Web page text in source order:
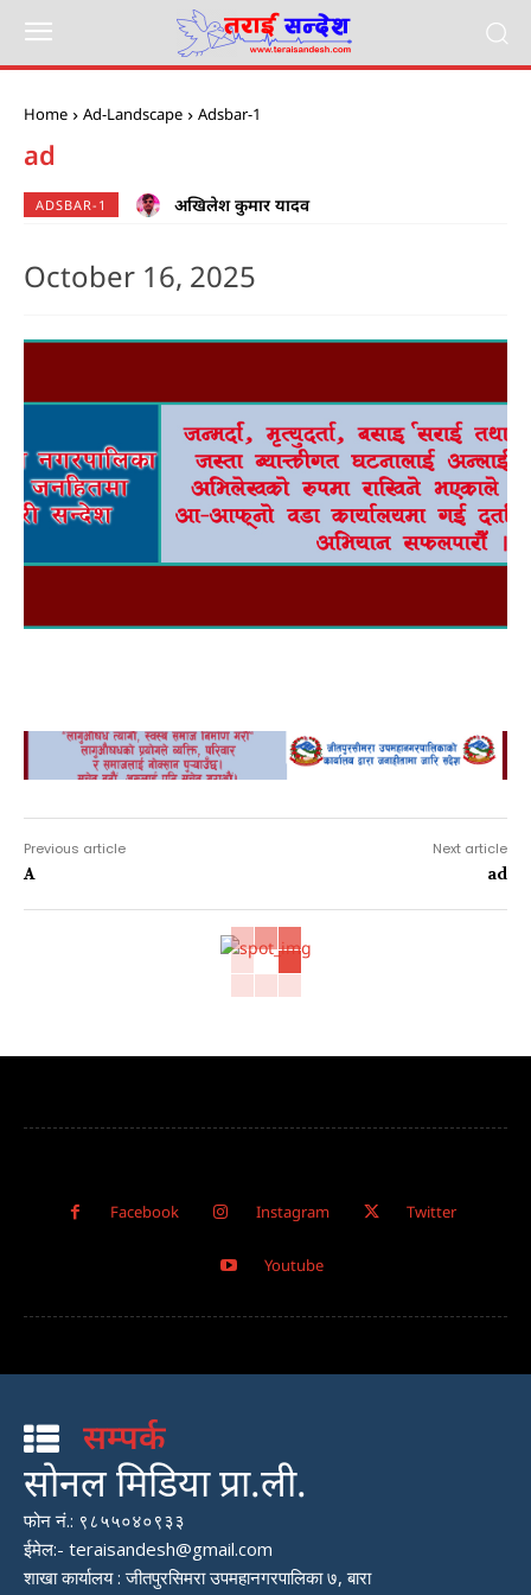
Home Ad-Landscape Adsbar-1
ad
ADSBAR-1 अखिलेश कुमार यादव
October 16, 2025
Previous article
A
Next article
ad
Facebook Instagram Twitter
Youtube
सम्पर्क
सोनल मिडिया प्रा.ली.
फोन नं.: ९८५५०४०९३३
ईमेल:- teraisandesh@gmail.com
शाखा कार्यालय : जीतपुरसिमरा उपमहानगरपालिका ७, बारा